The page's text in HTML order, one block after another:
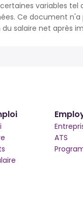
variables
Ce document
salaire net après
ATS